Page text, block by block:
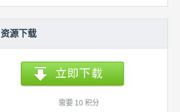
资源下载
需要 10 积分